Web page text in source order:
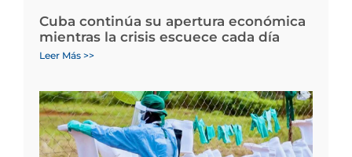
Cuba continúa su apertura económica
mientras la crisis escuece cada día
Leer Más >>